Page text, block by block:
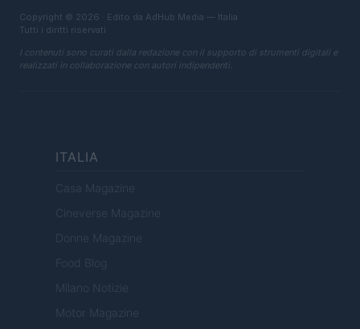
Copyright © 2026 · Edito da AdHub Media — Italia
Tutti i diritti riservati
I contenuti sono curati dalla redazione con il supporto di strumenti digitali e
realizzati in collaborazione con autori indipendenti.
ITALIA
Casa Magazine
Cineverse Magazine
Donne Magazine
Food Blog
Milano Notizie
Motor Magazine